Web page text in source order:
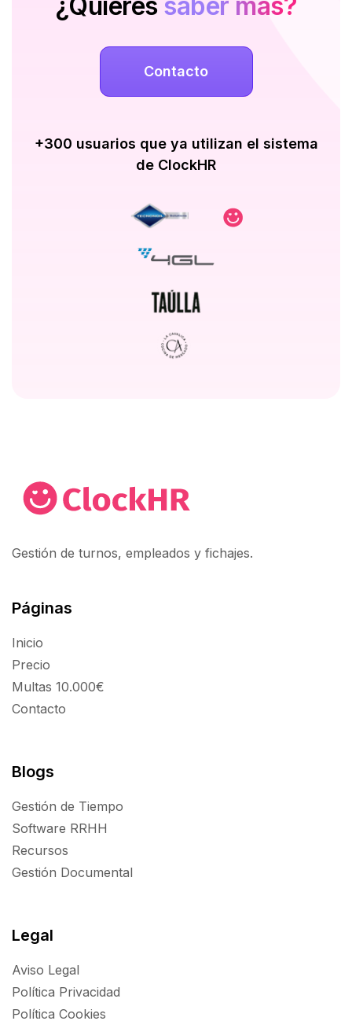
Contacto
+300 usuarios que ya utilizan el sistema
de ClockHR
Gestión de turnos, empleados y fichajes.
Páginas
Inicio
Precio
Multas 10.000€
Contacto
Blogs
Gestión de Tiempo
Software RRHH
Recursos
Gestión Documental
Legal
Aviso Legal
Política Privacidad
Política Cookies